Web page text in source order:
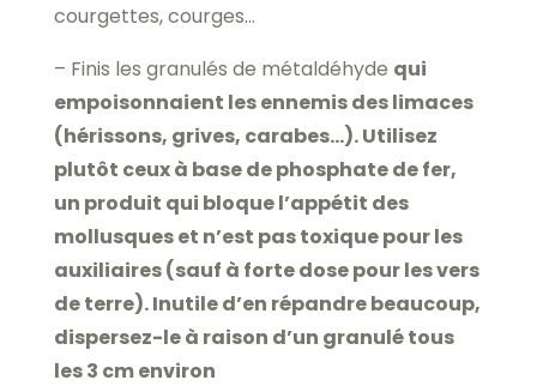
courgettes, courges…
– Finis les granulés de métaldéhyde qui
empoisonnaient les ennemis des limaces
(hérissons, grives, carabes…). Utilisez
plutôt ceux à base de phosphate de fer,
un produit qui bloque l’appétit des
mollusques et n’est pas toxique pour les
auxiliaires (sauf à forte dose pour les vers
de terre). Inutile d’en répandre beaucoup,
dispersez-le à raison d’un granulé tous
les 3 cm environ